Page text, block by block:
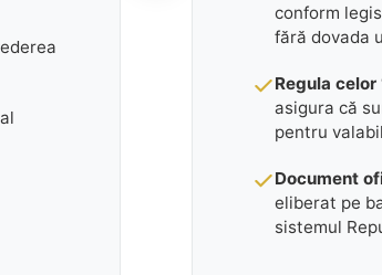
conform
fără dovada
Regula
asigura că
pentru
Document
eliberat pe
sistemul